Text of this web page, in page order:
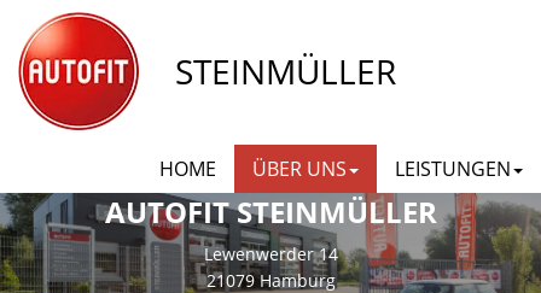
STEINMÜLLER
HOME ÜBER UNS LEISTUNGEN
AUTOFIT STEINMÜLLER
Lewenwerder 14
21079 Hamburg